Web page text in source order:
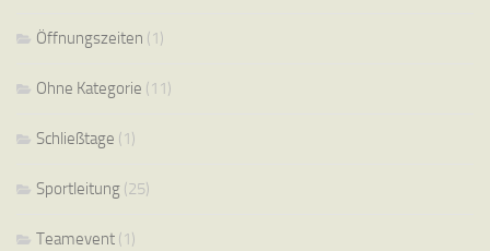
Öffnungszeiten (1)
Ohne Kategorie (11)
Schließtage (1)
Sportleitung (25)
Teamevent (1)